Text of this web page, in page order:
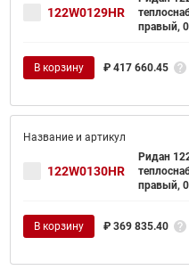
122W0129HR
правый,
В корзину ₽ 417 660.45
122W0130HR
Ридан
правый,
В корзину ₽ 369 835.40